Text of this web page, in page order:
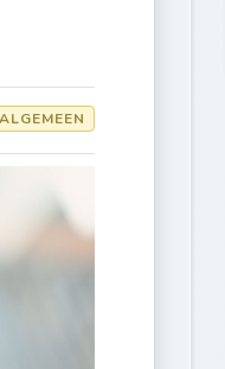
ALGEMEEN